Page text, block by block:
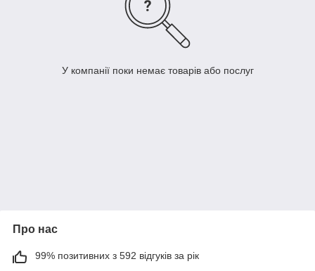
У компанії поки немає товарів або послуг
Про нас
99% позитивних з 592 відгуків за рік